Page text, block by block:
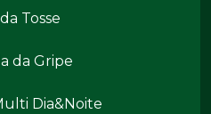
Tosse
da Gripe
Dia&Noite